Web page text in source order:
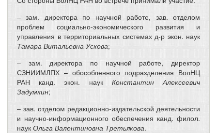
– зам. директора по научной работе, зав. отделом
проблем социально-экономического развития и
управления в территориальных системах д-р экон. наук
Тамара Витальевна Ускова;
– зам. директора по научной работе, директор
СЗНИИМЛПХ – обособленного подразделения ВолНЦ
РАН канд. экон. наук Константин Алексеевич
Задумкин;
– зав. отделом редакционно-издательской деятельности
и научно-информационного обеспечения канд. филол.
наук Ольга Валентиновна Третьякова.